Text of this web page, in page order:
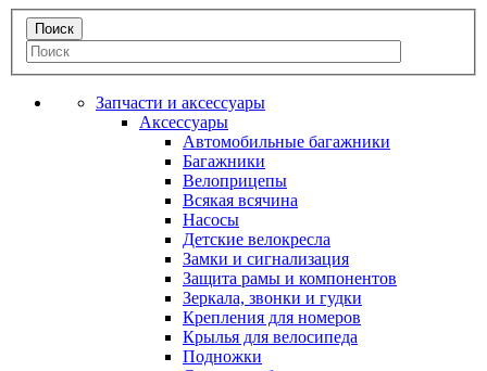
Запчасти и аксессуары
Аксессуары
Автомобильные багажники
Багажники
Велоприцепы
Всякая всячина
Насосы
Детские велокресла
Замки и сигнализация
Защита рамы и компонентов
Зеркала, звонки и гудки
Крепления для номеров
Крылья для велосипеда
Подножки